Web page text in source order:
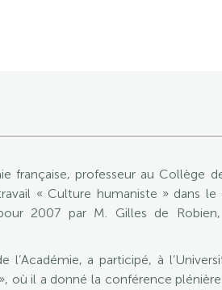
française, professeur au Collège
« Culture humaniste » dans
2007 par M. Gilles de
a participé, à
où il a donné la conférence